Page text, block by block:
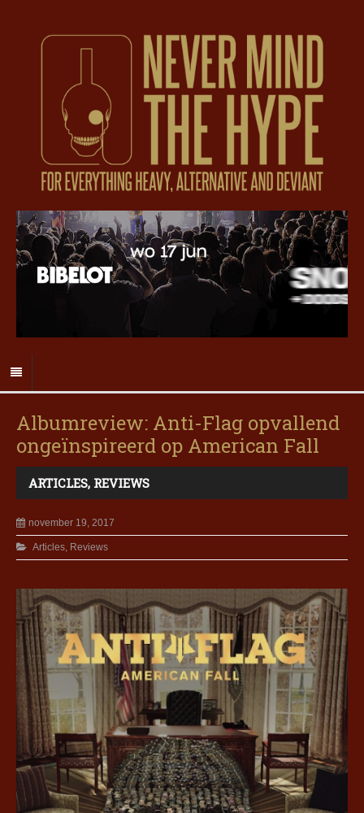
Albumreview: Anti-Flag opvallend
ongeïnspireerd op American Fall
ARTICLES, REVIEWS
november 19, 2017
Articles, Reviews